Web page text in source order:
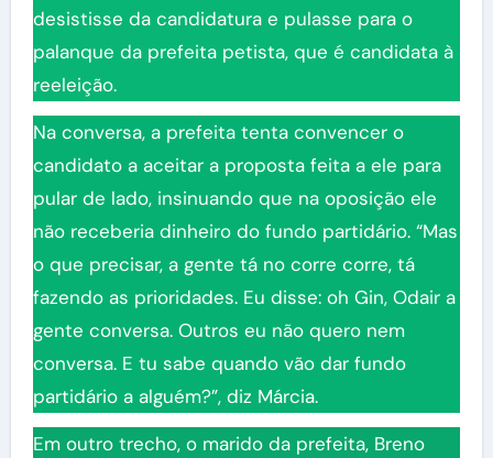
desistisse da candidatura e pulasse para o
palanque da prefeita petista, que é candidata à
reeleição.
Na conversa, a prefeita tenta convencer o
candidato a aceitar a proposta feita a ele para
pular de lado, insinuando que na oposição ele
não receberia dinheiro do fundo partidário. “Mas
o que precisar, a gente tá no corre corre, tá
fazendo as prioridades. Eu disse: oh Gin, Odair a
gente conversa. Outros eu não quero nem
conversa. E tu sabe quando vão dar fundo
partidário a alguém?”, diz Márcia.
Em outro trecho, o marido da prefeita, Breno